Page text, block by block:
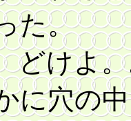
た。
どけよ
に穴の